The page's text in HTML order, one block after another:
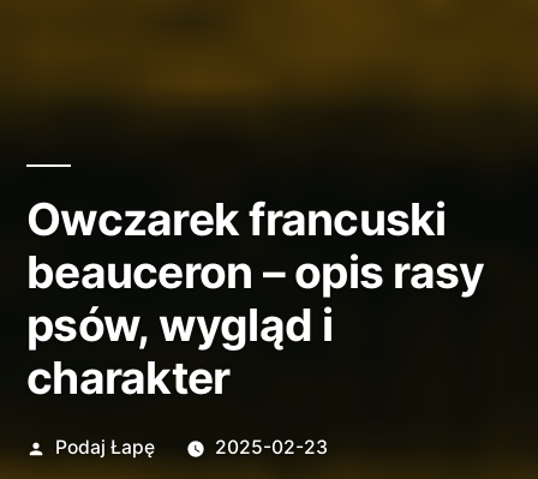
Owczarek francuski
beauceron – opis rasy
psów, wygląd i
charakter
Opublikowane
Podaj Łapę 2025-02-23